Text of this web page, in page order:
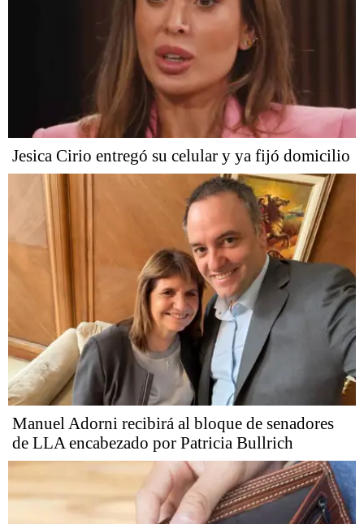
Jesica Cirio entregó su celular y ya fijó domicilio
Manuel Adorni recibirá al bloque de senadores
de LLA encabezado por Patricia Bullrich